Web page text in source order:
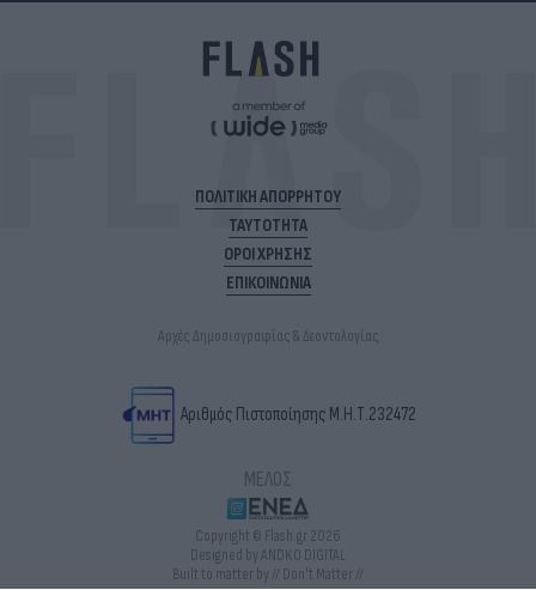
ΠΟΛΙΤΙΚΗ ΑΠΟΡΡΗΤΟΥ
ΤΑΥΤΟΤΗΤΑ
ΟΡΟΙ ΧΡΗΣΗΣ
ΕΠΙΚΟΙΝΩΝΙΑ
Αρχές Δημοσιογραφίας & Δεοντολογίας
Αριθμός Πιστοποίησης Μ.Η.Τ.232472
ΜΕΛΟΣ
Copyright © Flash.gr 2026
Designed by ANDKO DIGITAL
Built to matter by // Don't Matter //